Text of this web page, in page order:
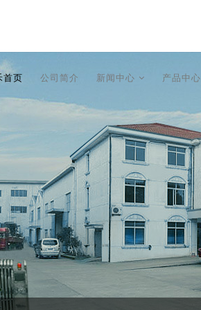
首页 公司简介 新闻中心 产品中心